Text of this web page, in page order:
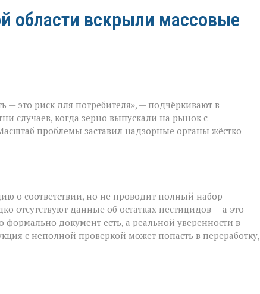
области вскрыли массовые
— это риск для потребителя», — подчёркивают в
случаев, когда зерно выпускали на рынок с
проблемы заставил надзорные органы жёстко
о соответствии, но не проводит полный набор
отсутствуют данные об остатках пестицидов — а это
формально документ есть, а реальной уверенности в
с неполной проверкой может попасть в переработку,